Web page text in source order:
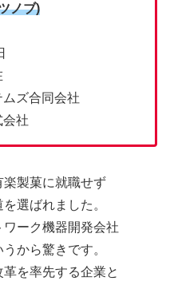
ノブ)
ズ合同会社
社
製菓に就職せず
選ばれました。
ーク機器開発会社
から驚きです。
を率先する企業と